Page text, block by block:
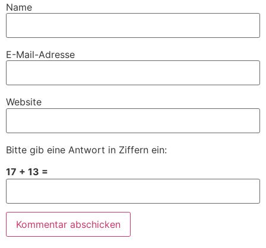
Name
E-Mail-Adresse
Website
Bitte gib eine Antwort in Ziffern ein:
17 + 13 =